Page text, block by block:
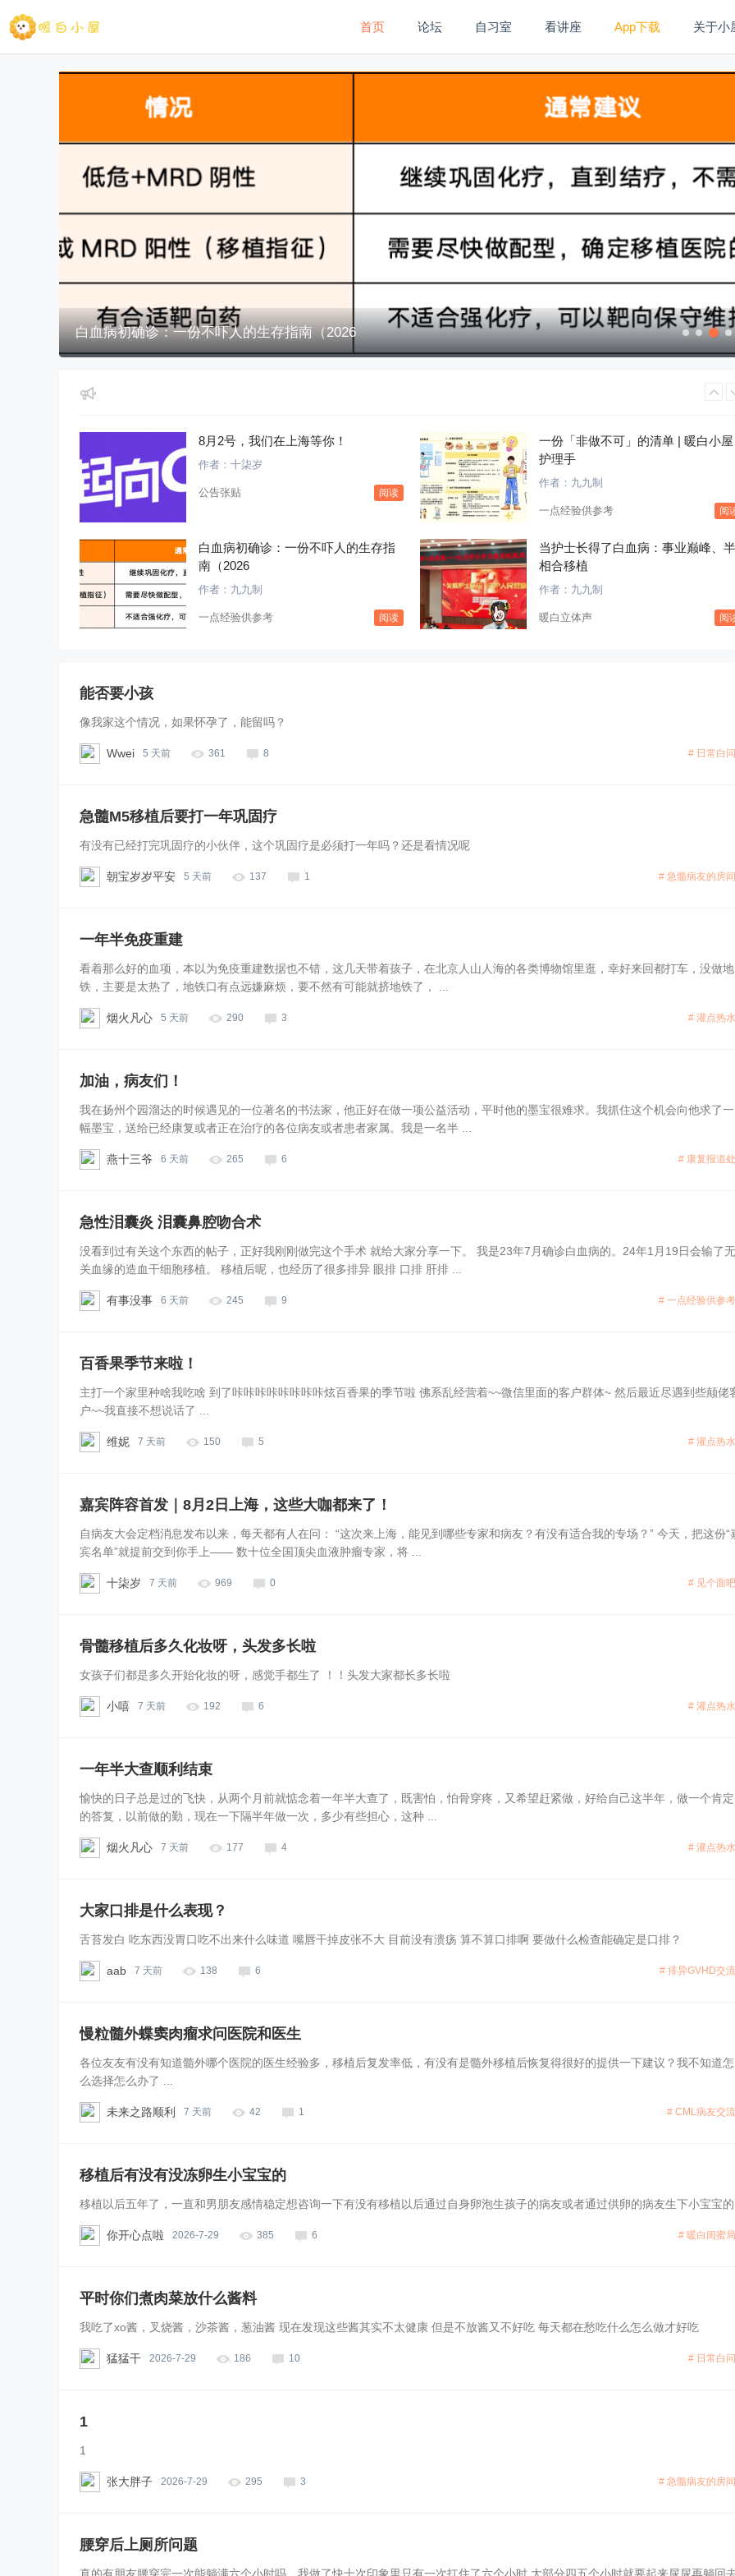
首页 论坛 自习室 看讲座 App下载 关于小
白血病初确诊：一份不吓人的生存指南（2026
8月2号，我们在上海等你！
作者： 十柒岁
公告张贴 阅读
一份「非做不可」的清单 | 暖白小屋
护理手
作者： 九九制
一点经验供参考 阅
白血病初确诊：一份不吓人的生存指
南（2026
作者： 九九制
一点经验供参考 阅读
当护士长得了白血病：事业巅峰、半
相合移植
作者： 九九制
暖白立体声 阅
能否要小孩
像我家这个情况，如果怀孕了，能留吗？
Wwei 5 天前 361 8 # 日常白
急髓M5移植后要打一年巩固疗
有没有已经打完巩固疗的小伙伴，这个巩固疗是必须打一年吗？还是看情况呢
朝宝岁岁平安 5 天前 137 1 # 急髓病友的房
一年半免疫重建
看着那么好的血项，本以为免疫重建数据也不错，这几天带着孩子，在北京人山人海的各类博物馆里逛，幸好来回都打车，没做地
铁，主要是太热了，地铁口有点远嫌麻烦，要不然有可能就挤地铁了， ...
烟火凡心 5 天前 290 3 # 灌点热
加油，病友们！
我在扬州个园溜达的时候遇见的一位著名的书法家，他正好在做一项公益活动，平时他的墨宝很难求。我抓住这个机会向他求了一
幅墨宝，送给已经康复或者正在治疗的各位病友或者患者家属。我是一名半 ...
燕十三爷 6 天前 265 6 # 康复报道
急性泪囊炎 泪囊鼻腔吻合术
没看到过有关这个东西的帖子，正好我刚刚做完这个手术 就给大家分享一下。 我是23年7月确诊白血病的。24年1月19日会输了无
关血缘的造血干细胞移植。 移植后呢，也经历了很多排异 眼排 口排 肝排 ...
有事没事 6 天前 245 9 # 一点经验供参
百香果季节来啦！
主打一个家里种啥我吃啥 到了咔咔咔咔咔咔咔咔炫百香果的季节啦 佛系乱经营着~~微信里面的客户群体~ 然后最近尽遇到些颠佬
户~~我直接不想说话了 ...
维妮 7 天前 150 5 # 灌点热
嘉宾阵容首发｜8月2日上海，这些大咖都来了！
自病友大会定档消息发布以来，每天都有人在问： “这次来上海，能见到哪些专家和病友？有没有适合我的专场？” 今天，把这份“
宾名单”就提前交到你手上—— 数十位全国顶尖血液肿瘤专家，将 ...
十柒岁 7 天前 969 0 # 见个面
骨髓移植后多久化妆呀，头发多长啦
女孩子们都是多久开始化妆的呀，感觉手都生了 ！！头发大家都长多长啦
小嘻 7 天前 192 6 # 灌点热
一年半大查顺利结束
愉快的日子总是过的飞快，从两个月前就惦念着一年半大查了，既害怕，怕骨穿疼，又希望赶紧做，好给自己这半年，做一个肯定
的答复，以前做的勤，现在一下隔半年做一次，多少有些担心，这种 ...
烟火凡心 7 天前 177 4 # 灌点热
大家口排是什么表现？
舌苔发白 吃东西没胃口吃不出来什么味道 嘴唇干掉皮张不大 目前没有溃疡 算不算口排啊 要做什么检查能确定是口排？
aab 7 天前 138 6 # 排异GVHD交
慢粒髓外蝶窦肉瘤求问医院和医生
各位友友有没有知道髓外哪个医院的医生经验多，移植后复发率低，有没有是髓外移植后恢复得很好的提供一下建议？我不知道怎
么选择怎么办了 ...
未来之路顺利 7 天前 42 1 # CML病友交
移植后有没有没冻卵生小宝宝的
移植以后五年了，一直和男朋友感情稳定想咨询一下有没有移植以后通过自身卵泡生孩子的病友或者通过供卵的病友生下小宝宝的
你开心点啦 2026-7-29 385 6 # 暖白闺蜜
平时你们煮肉菜放什么酱料
我吃了xo酱，叉烧酱，沙茶酱，葱油酱 现在发现这些酱其实不太健康 但是不放酱又不好吃 每天都在愁吃什么怎么做才好吃
猛猛干 2026-7-29 186 10 # 日常白
1
1
张大胖子 2026-7-29 295 3 # 急髓病友的房
腰穿后上厕所问题